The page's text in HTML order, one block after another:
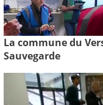
La commune du
Sauvegarde